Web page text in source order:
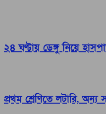
২৪ ঘণ্টায় ডেঙ্গু নিয়ে
প্রথম শ্রেণিতে লটারি, অন্য